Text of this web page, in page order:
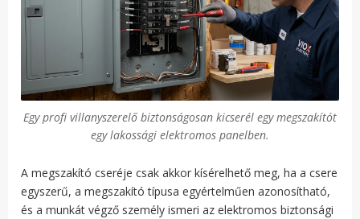
Egy profi villanyszerelő biztonságosan kicserél egy megszakítót
egy lakossági elektromos panelben.
A megszakító cseréje csak akkor kísérelhető meg, ha a csere
egyszerű, a megszakító típusa egyértelműen azonosítható,
és a munkát végző személy ismeri az elektromos biztonsági